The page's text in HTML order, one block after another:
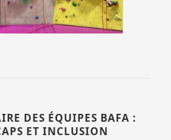
DES ÉQUIPES BAFA :
ET INCLUSION